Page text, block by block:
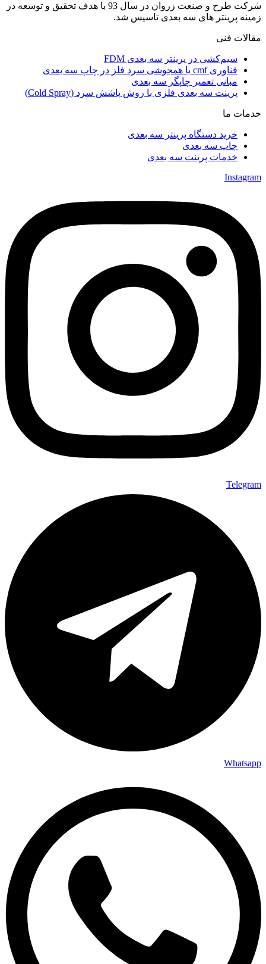
شرکت طرح و صنعت زروان در سال 93 با هدف تحقیق و توسعه در
زمینه پرینتر های سه بعدی تاسیس شد.
مقالات فنی
سیم‌کشی در پرینتر سه بعدی FDM
فناوری cmf یا همجوشی سرد فلز در چاپ سه بعدی
مبانی تعمیر چاپگر سه بعدی
پرینت سه بعدی فلزی با روش پاشش سرد (Cold Spray)
خدمات ما
خرید دستگاه پرینتر سه بعدی
چاپ سه بعدی
خدمات پرینت سه بعدی
Instagram
Telegram
Whatsapp